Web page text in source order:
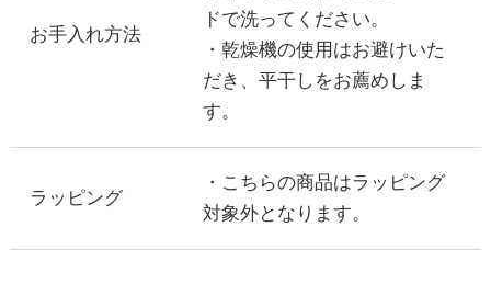
お手入れ方法
ドで洗ってください。
・乾燥機の使用はお避けいた
だき、平干しをお薦めしま
す。
ラッピング
・こちらの商品はラッピング
対象外となります。